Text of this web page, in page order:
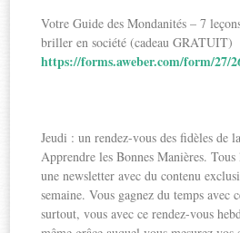
Votre Guide des Mondanités – 7
briller en société (cadeau GRATUIT)
https://forms.aweber.com/form/27/
Jeudi : un rendez-vous des fidèles de
Apprendre les Bonnes Manières.
une newsletter avec du contenu
semaine. Vous gagnez du temps avec
surtout, vous avec ce rendez-vous